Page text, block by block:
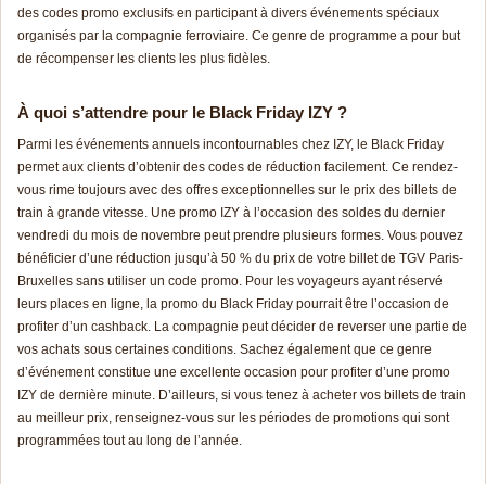
des codes promo exclusifs en participant à divers événements spéciaux
organisés par la compagnie ferroviaire. Ce genre de programme a pour but
de récompenser les clients les plus fidèles.
À quoi s’attendre pour le Black Friday IZY ?
Parmi les événements annuels incontournables chez IZY, le Black Friday
permet aux clients d’obtenir des codes de réduction facilement. Ce rendez-
vous rime toujours avec des offres exceptionnelles sur le prix des billets de
train à grande vitesse. Une promo IZY à l’occasion des soldes du dernier
vendredi du mois de novembre peut prendre plusieurs formes. Vous pouvez
bénéficier d’une réduction jusqu’à 50 % du prix de votre billet de TGV Paris-
Bruxelles sans utiliser un code promo. Pour les voyageurs ayant réservé
leurs places en ligne, la promo du Black Friday pourrait être l’occasion de
profiter d’un cashback. La compagnie peut décider de reverser une partie de
vos achats sous certaines conditions. Sachez également que ce genre
d’événement constitue une excellente occasion pour profiter d’une promo
IZY de dernière minute. D’ailleurs, si vous tenez à acheter vos billets de train
au meilleur prix, renseignez-vous sur les périodes de promotions qui sont
programmées tout au long de l’année.